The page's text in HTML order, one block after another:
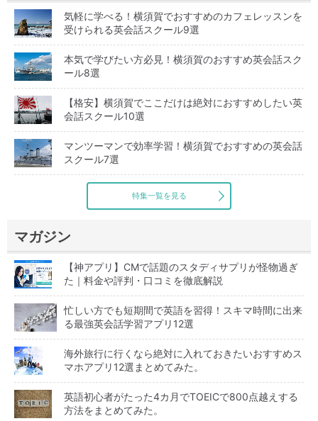
気軽に学べる！横須賀でおすすめのカフェレッスンを
受けられる英会話スクール9選
本気で学びたい方必見！横須賀のおすすめ英会話スク
ール8選
【格安】横須賀でここだけは絶対におすすめしたい英
会話スクール10選
マンツーマンで効率学習！横須賀でおすすめの英会話
スクール7選
特集一覧を見る
マガジン
【神アプリ】CMで話題のスタディサプリが怪物過ぎ
た｜料金や評判・口コミを徹底解説
忙しい方でも短期間で英語を習得！スキマ時間に出来
る最強英会話学習アプリ12選
海外旅行に行くなら絶対に入れておきたいおすすめス
マホアプリ12選まとめてみた。
英語初心者がたった4カ月でTOEICで800点越えする
方法をまとめてみた。